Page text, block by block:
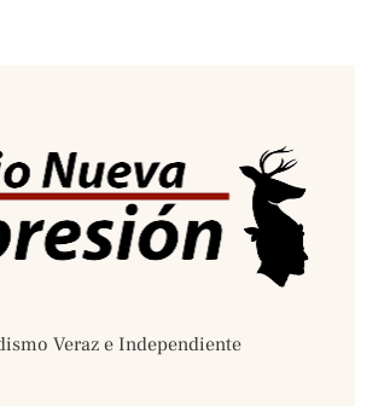
Veraz e Independiente